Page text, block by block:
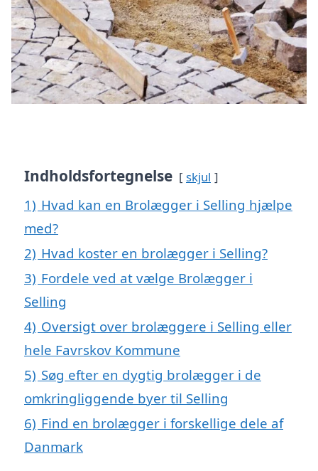
Indholdsfortegnelse skjul
1) Hvad kan en Brolægger i Selling hjælpe
med?
2) Hvad koster en brolægger i Selling?
3) Fordele ved at vælge Brolægger i
Selling
4) Oversigt over brolæggere i Selling eller
hele Favrskov Kommune
5) Søg efter en dygtig brolægger i de
omkringliggende byer til Selling
6) Find en brolægger i forskellige dele af
Danmark